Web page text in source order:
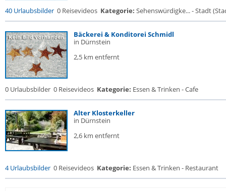
40 Urlaubsbilder 0 Reisevideos Kategorie: Sehenswürdigke... - Stadt
Bäckerei & Konditorei Schmidl
in Dürnstein
2,5 km entfernt
0 Urlaubsbilder 0 Reisevideos Kategorie: Essen & Trinken - Cafe
Alter Klosterkeller
in Dürnstein
2,6 km entfernt
4 Urlaubsbilder 0 Reisevideos Kategorie: Essen & Trinken - Restaurant